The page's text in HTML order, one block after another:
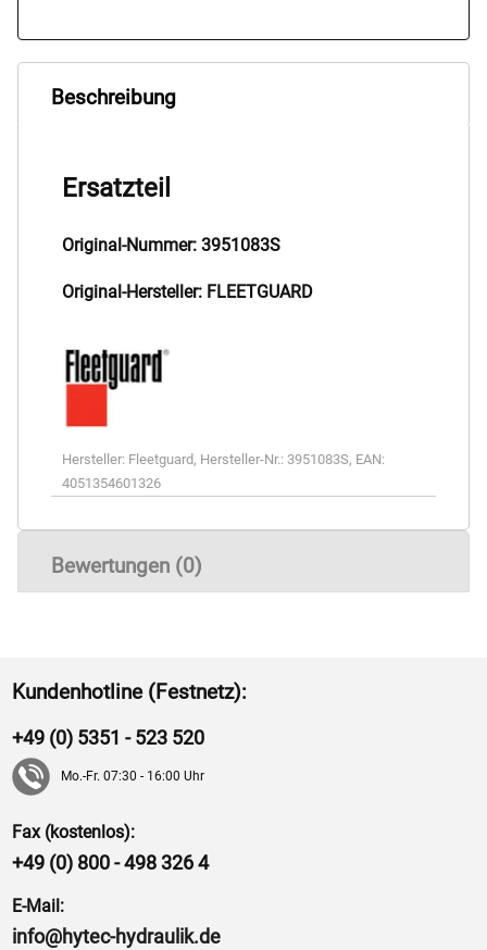
Beschreibung
Ersatzteil
Original-Nummer: 3951083S
Original-Hersteller: FLEETGUARD
Hersteller: Fleetguard , Hersteller-Nr.: 3951083S, EAN:
4051354601326
Bewertungen (0)
Kundenhotline (Festnetz):
+49 (0) 5351 - 523 520
Mo.-Fr. 07:30 - 16:00 Uhr
Fax (kostenlos):
+49 (0) 800 - 498 326 4
E-Mail:
info@hytec-hydraulik.de